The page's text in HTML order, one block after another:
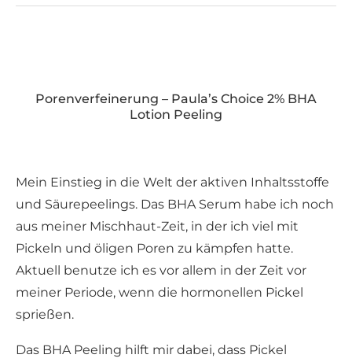
Porenverfeinerung – Paula’s Choice 2% BHA
Lotion Peeling
Mein Einstieg in die Welt der aktiven Inhaltsstoffe
und Säurepeelings. Das BHA Serum habe ich noch
aus meiner Mischhaut-Zeit, in der ich viel mit
Pickeln und öligen Poren zu kämpfen hatte.
Aktuell benutze ich es vor allem in der Zeit vor
meiner Periode, wenn die hormonellen Pickel
sprießen.
Das BHA Peeling hilft mir dabei, dass Pickel